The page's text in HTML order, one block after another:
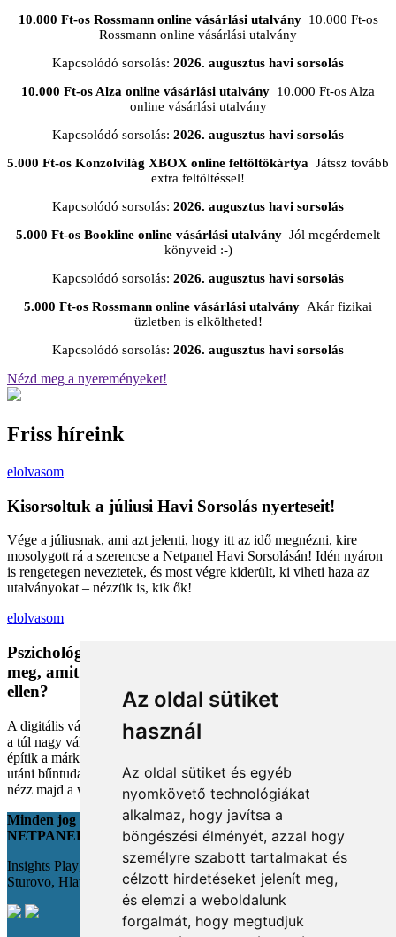
Az oldal sütiket
használ
Az oldal sütiket és egyéb
nyomkövető technológiákat
alkalmaz, hogy javítsa a
böngészési élményét, azzal hogy
személyre szabott tartalmakat és
célzott hirdetéseket jelenít meg,
és elemzi a weboldalunk
forgalmát, hogy megtudjuk
10.000 Ft-os Rossmann online vásárlási utalvány10.000 Ft-os
Rossmann online vásárlási utalvány
Kapcsolódó sorsolás: 2026. augusztus havi sorsolás
10.000 Ft-os Alza online vásárlási utalvány 10.000 Ft-os Alza
online vásárlási utalvány
Kapcsolódó sorsolás: 2026. augusztus havi sorsolás
5.000 Ft-os Konzolvilág XBOX online feltöltőkártya Játssz tovább
extra feltöltéssel!
Kapcsolódó sorsolás: 2026. augusztus havi sorsolás
5.000 Ft-os Bookline online vásárlási utalvány Jól megérdemelt
könyveid :-)
Kapcsolódó sorsolás: 2026. augusztus havi sorsolás
5.000 Ft-os Rossmann online vásárlási utalvány Akár fizikai
üzletben is elköltheted!
Kapcsolódó sorsolás: 2026. augusztus havi sorsolás
Nézd meg a nyereményeket!
Friss híreink
elolvasom
Kisorsoltuk a júliusi Havi Sorsolás nyerteseit!
Vége a júliusnak, ami azt jelenti, hogy itt az idő megnézni, kire
mosolygott rá a szerencse a Netpanel Havi Sorsolásán! Idén nyáron
is rengetegen neveztetek, és most végre kiderült, ki viheti haza az
utalványokat – nézzük is, kik ők!
elolvasom
Pszichológiai trükkök a kosárban: Miért vesszük
meg, amit megveszünk, és mit tehetünk a bűntudat
ellen?
A digitális vásárlás kényelmes, de tele van pszichológiai csapdákkal
a túl nagy választéktól a hosszas böngészésig. Megmutatjuk, hogyan
építik a márkák a bizalmadat online, és miként kerüld el a vásárlás
utáni bűntudatot tudatos döntésekkel. Készülj fel, hogy máshogy
nézz majd a webshopokra!
Minden jog fenntartva
NETPANEL
Insights Playground s.r.o.;
Sturovo, Hlavná 22., 943 01